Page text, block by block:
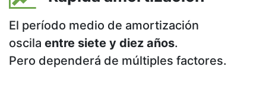
El período medio de amortización
oscila entre siete y diez años.
Pero dependerá de múltiples factores.